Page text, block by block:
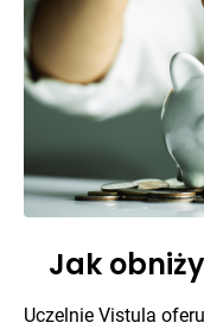
Jak
Uczelnie Vistula